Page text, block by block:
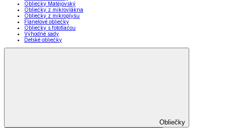
Obliečky Matějovský
Obliečky z mikrovlákna
Obliečky z mikroplyšu
Flanelové obliečky
Obliečky s fototlačou
Výhodné sady
Detské obliečky
Obliečky